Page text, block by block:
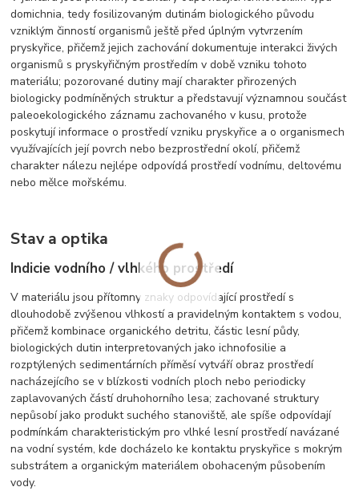
domichnia, tedy fosilizovaným dutinám biologického původu
vzniklým činností organismů ještě před úplným vytvrzením
pryskyřice, přičemž jejich zachování dokumentuje interakci živých
organismů s pryskyřičným prostředím v době vzniku tohoto
materiálu; pozorované dutiny mají charakter přirozených
biologicky podmíněných struktur a představují významnou součást
paleoekologického záznamu zachovaného v kusu, protože
poskytují informace o prostředí vzniku pryskyřice a o organismech
využívajících její povrch nebo bezprostřední okolí, přičemž
charakter nálezu nejlépe odpovídá prostředí vodnímu, deltovému
nebo mělce mořskému.
Stav a optika
Indicie vodního / vlhkého prostředí
V materiálu jsou přítomny znaky odpovídající prostředí s
dlouhodobě zvýšenou vlhkostí a pravidelným kontaktem s vodou,
přičemž kombinace organického detritu, částic lesní půdy,
biologických dutin interpretovaných jako ichnofosilie a
rozptýlených sedimentárních příměsí vytváří obraz prostředí
nacházejícího se v blízkosti vodních ploch nebo periodicky
zaplavovaných částí druhohorního lesa; zachované struktury
nepůsobí jako produkt suchého stanoviště, ale spíše odpovídají
podmínkám charakteristickým pro vlhké lesní prostředí navázané
na vodní systém, kde docházelo ke kontaktu pryskyřice s mokrým
substrátem a organickým materiálem obohaceným působením
vody.